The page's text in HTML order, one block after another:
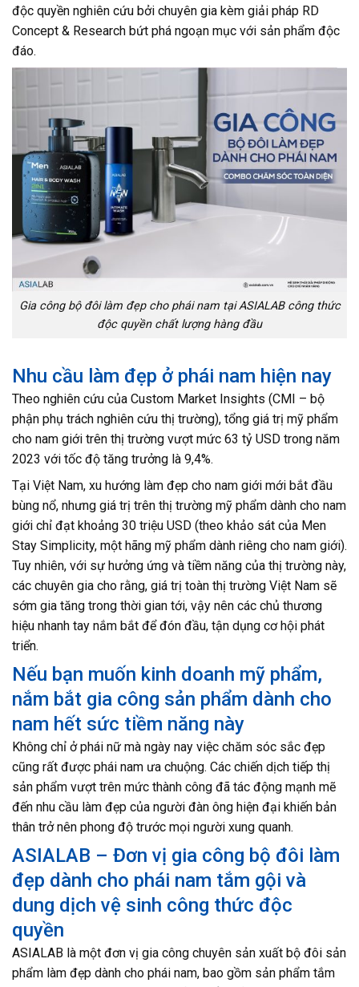
độc quyền nghiên cứu bởi chuyên gia kèm giải pháp RD
Concept & Research bứt phá ngoạn mục với sản phẩm độc
đáo.
Gia công bộ đôi làm đẹp cho phái nam tại ASIALAB công thức
độc quyền chất lượng hàng đầu
Nhu cầu làm đẹp ở phái nam hiện nay
Theo nghiên cứu của Custom Market Insights (CMI – bộ
phận phụ trách nghiên cứu thị trường), tổng giá trị mỹ phẩm
cho nam giới trên thị trường vượt mức 63 tỷ USD trong năm
2023 với tốc độ tăng trưởng là 9,4%.
Tại Việt Nam, xu hướng làm đẹp cho nam giới mới bắt đầu
bùng nổ, nhưng giá trị trên thị trường mỹ phẩm dành cho nam
giới chỉ đạt khoảng 30 triệu USD (theo khảo sát của Men
Stay Simplicity, một hãng mỹ phẩm dành riêng cho nam giới).
Tuy nhiên, với sự hưởng ứng và tiềm năng của thị trường này,
các chuyên gia cho rằng, giá trị toàn thị trường Việt Nam sẽ
sớm gia tăng trong thời gian tới, vậy nên các chủ thương
hiệu nhanh tay nắm bắt để đón đầu, tận dụng cơ hội phát
triển.
Nếu bạn muốn kinh doanh mỹ phẩm,
nắm bắt gia công sản phẩm dành cho
nam hết sức tiềm năng này
Không chỉ ở phái nữ mà ngày nay việc chăm sóc sắc đẹp
cũng rất được phái nam ưa chuộng. Các chiến dịch tiếp thị
sản phẩm vượt trên mức thành công đã tác động mạnh mẽ
đến nhu cầu làm đẹp của người đàn ông hiện đại khiến bản
thân trở nên phong độ trước mọi người xung quanh.
ASIALAB – Đơn vị gia công bộ đôi làm
đẹp dành cho phái nam tắm gội và
dung dịch vệ sinh công thức độc
quyền
ASIALAB là một đơn vị gia công chuyên sản xuất bộ đôi sản
phẩm làm đẹp dành cho phái nam, bao gồm sản phẩm tắm